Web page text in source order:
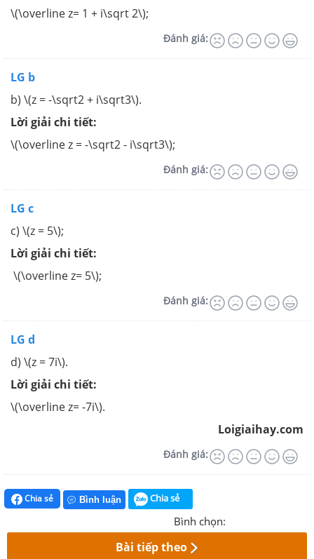
\(\overline z= 1 + i\sqrt 2\);
Đánh giá:
LG b
b) \(z = -\sqrt2 + i\sqrt3\).
Lời giải chi tiết:
\(\overline z = -\sqrt2 - i\sqrt3\);
Đánh giá:
LG c
c) \(z = 5\);
Lời giải chi tiết:
\(\overline z= 5\);
Đánh giá:
LG d
d) \(z = 7i\).
Lời giải chi tiết:
\(\overline z= -7i\).
Loigiaihay.com
Đánh giá:
Chia sẻ Bình luận Chia sẻ
Bình chọn:
Bài tiếp theo